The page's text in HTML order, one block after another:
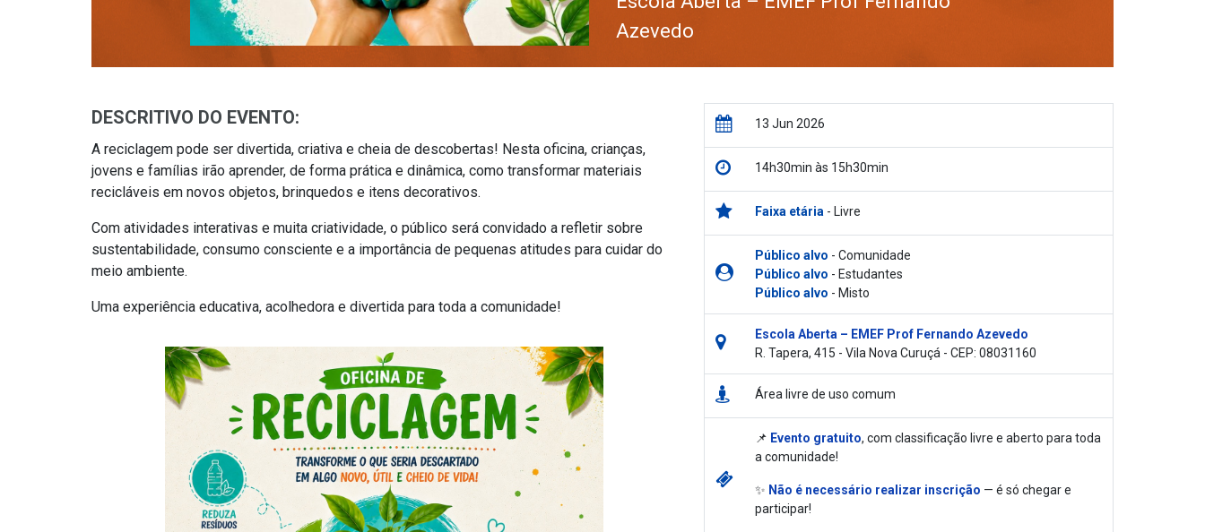
Azevedo
DESCRITIVO DO EVENTO:
A reciclagem pode ser divertida, criativa e cheia de descobertas! Nesta oficina, crianças,
jovens e famílias irão aprender, de forma prática e dinâmica, como transformar materiais
recicláveis em novos objetos, brinquedos e itens decorativos.
Com atividades interativas e muita criatividade, o público será convidado a refletir sobre
sustentabilidade, consumo consciente e a importância de pequenas atitudes para cuidar do
meio ambiente.
Uma experiência educativa, acolhedora e divertida para toda a comunidade!
13 Jun 2026
14h30min às 15h30min
Faixa etária- Livre
Público alvo - Comunidade
Público alvo - Estudantes
Público alvo - Misto
Escola Aberta – EMEF Prof Fernando Azevedo
R. Tapera, 415 - Vila Nova Curuçá - CEP: 08031160
Área livre de uso comum
📌 Evento gratuito, com classificação livre e aberto para toda
a comunidade!
✨ Não é necessário realizar inscrição — é só chegar e
participar!